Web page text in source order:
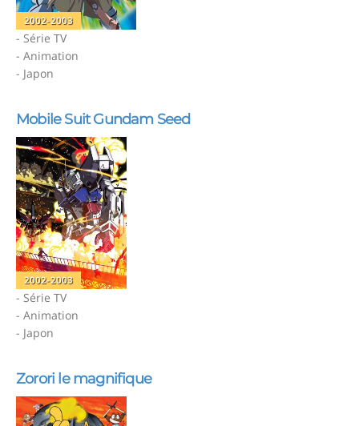
2002-2003
- Série TV
- Animation
- Japon
Mobile Suit Gundam Seed
2002-2003
- Série TV
- Animation
- Japon
Zorori le magnifique